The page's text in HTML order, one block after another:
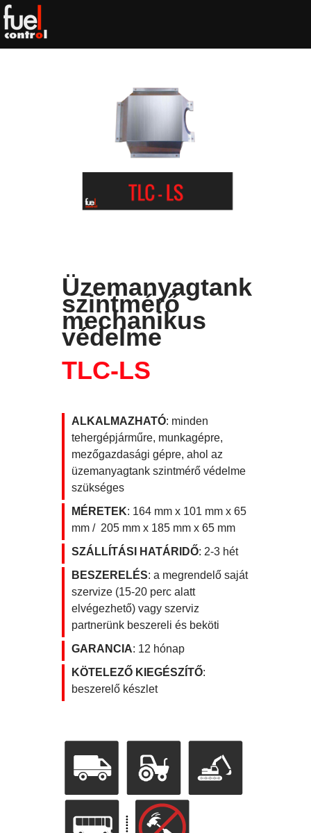
Üzemanyagtank
szintmérő
mechanikus
védelme
TLC-LS
ALKALMAZHATÓ: minden
tehergépjárműre, munkagépre,
mezőgazdasági gépre, ahol az
üzemanyagtank szintmérő védelme
szükséges
MÉRETEK: 164 mm x 101 mm x 65
mm / 205 mm x 185 mm x 65 mm
SZÁLLÍTÁSI HATÁRIDŐ: 2-3 hét
BESZERELÉS: a megrendelő saját
szervize (15-20 perc alatt
elvégezhető) vagy szerviz
partnerünk beszereli és beköti
GARANCIA: 12 hónap
KÖTELEZŐ KIEGÉSZÍTŐ:
beszerelő készlet